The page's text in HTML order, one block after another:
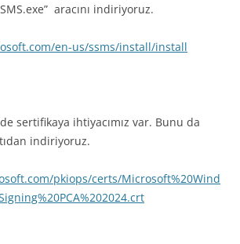
aracını indiriyoruz.
en-us/ssms/install/install
sertifikaya ihtiyacımız var. Bunu da
indiriyoruz.
pkiops/certs/Microsoft%20Wind